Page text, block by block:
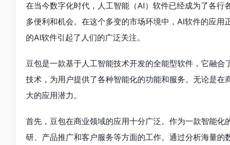
在当今数字化时代，人工智能（AI）软件已经成为了各
多便利和机会。在这个多变的市场环境中，AI软件的应
的AI软件引起了人们的广泛关注。
豆包是一款基于人工智能技术开发的全能型软件，它融
技术，为用户提供了各种智能化的功能和服务。无论是
大的应用潜力。
首先，豆包在商业领域的应用十分广泛。作为一款智能
研、产品推广和客户服务等方面的工作。通过分析海量